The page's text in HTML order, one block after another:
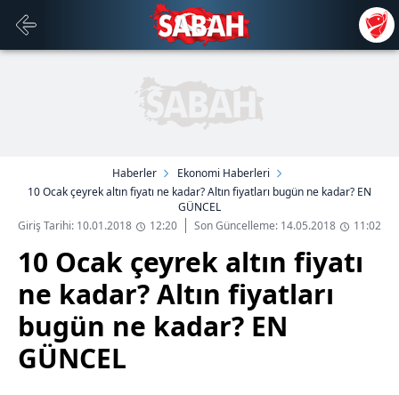
Haberler
Ekonomi Haberleri
10 Ocak çeyrek altın fiyatı ne kadar? Altın fiyatları bugün ne kadar? EN
GÜNCEL
Giriş Tarihi: 10.01.2018
12:20 Son Güncelleme: 14.05.2018 11:02
10 Ocak çeyrek altın fiyatı
ne kadar? Altın fiyatları
bugün ne kadar? EN
GÜNCEL